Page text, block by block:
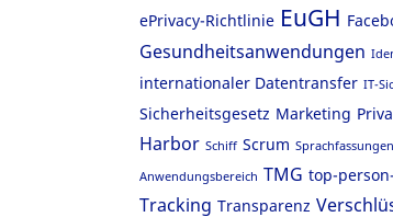
ePrivacy-Richtlinie EuGH
Gesundheitsanwendungen
internationaler Datentransfer IT-
Sicherheitsgesetz Marketing
Harbor Schiff Scrum Sprachfassungen
Anwendungsbereich TMG top-
Tracking Transparenz